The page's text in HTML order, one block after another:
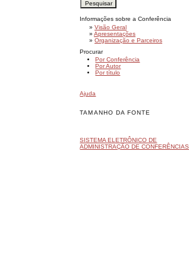
Informações sobre a Conferência
» Visão Geral
» Apresentações
» Organização e Parceiros
Procurar
Por Conferência
Por Autor
Por título
Ajuda
TAMANHO DA FONTE
SISTEMA ELETRÔNICO DE
ADMINISTRAÇÃO DE CONFERÊNCIAS